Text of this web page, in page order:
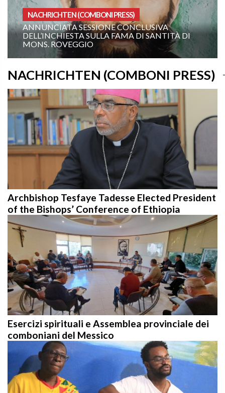
NACHRICHTEN (COMBONI PRESS)
ANNUNCIATA SESSIONE CONCLUSIVA
DELL’INCHIESTA SULLA FAMA DI SANTITÀ DI
MONS. ROVEGGIO
NACHRICHTEN (COMBONI PRESS)
Archbishop Tesfaye Tadesse Elected President
of the Bishops’ Conference of Ethiopia
Esercizi spirituali e Assemblea provinciale dei
comboniani del Messico